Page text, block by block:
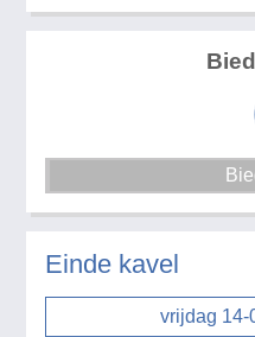
Einde kavel
vrijdag 14-